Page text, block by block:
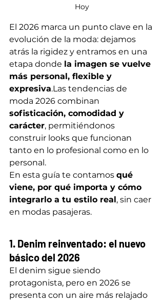
Hoy
El 2026 marca un punto clave en la
evolución de la moda: dejamos
atrás la rigidez y entramos en una
etapa donde la imagen se vuelve
más personal, flexible y
expresiva.Las tendencias de
moda 2026 combinan
sofisticación, comodidad y
carácter, permitiéndonos
construir looks que funcionan
tanto en lo profesional como en lo
personal.
En esta guía te contamos qué
viene, por qué importa y cómo
integrarlo a tu estilo real, sin caer
en modas pasajeras.
1. Denim reinventado: el nuevo
básico del 2026
El denim sigue siendo
protagonista, pero en 2026 se
presenta con un aire más relajado